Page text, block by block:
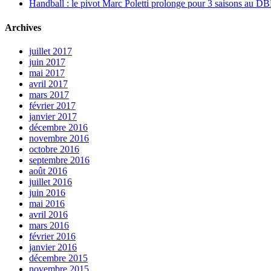
Handball : le pivot Marc Poletti prolonge pour 3 saisons au
Archives
juillet 2017
juin 2017
mai 2017
avril 2017
mars 2017
février 2017
janvier 2017
décembre 2016
novembre 2016
octobre 2016
septembre 2016
août 2016
juillet 2016
juin 2016
mai 2016
avril 2016
mars 2016
février 2016
janvier 2016
décembre 2015
novembre 2015